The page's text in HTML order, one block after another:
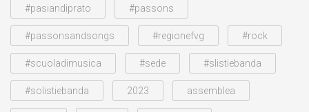
#pasiandiprato #passons
#passonsandsongs #regionefvg #rock
#scuoladimusica #sede #slistiebanda
#solistiebanda 2023 assemblea